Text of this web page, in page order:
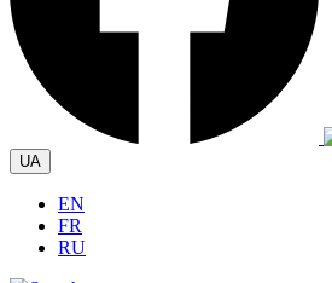
UA
EN
FR
RU